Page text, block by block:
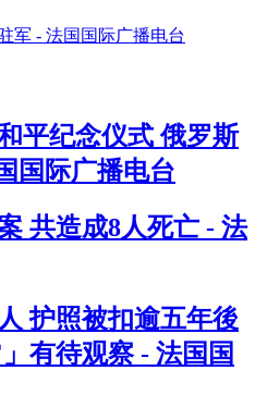
平纪念仪式 俄罗斯
国际广播电台
共造成8人死亡 - 法
护照被扣逾五年後
有待观察 - 法国国